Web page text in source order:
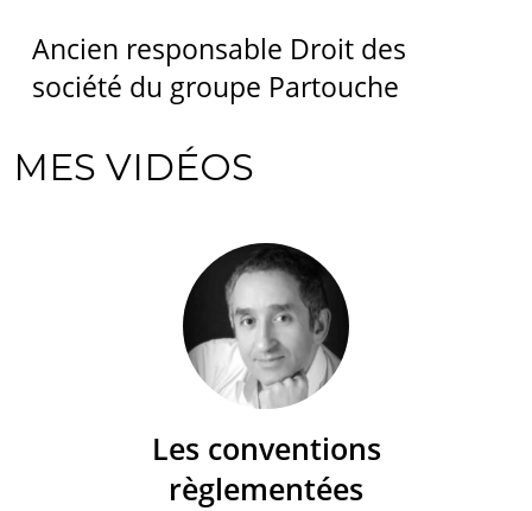
Ancien responsable Droit des
société du groupe Partouche
MES VIDÉOS
Les conventions
règlementées